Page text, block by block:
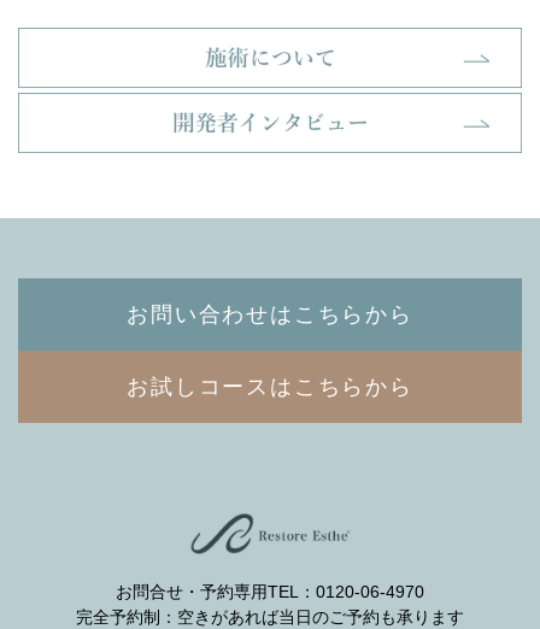
お問い合わせはこちらから
お試しコースはこちらから
お問合せ・予約専用TEL：0120-06-4970
完全予約制：空きがあれば当日のご予約も承ります